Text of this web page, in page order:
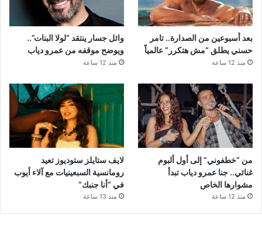
بعد أسبوعين من الصدارة.. تامر
حسني يطلق “مش هتكرر” عالمياً
منذ 12 ساعة
وائل جسار ينتقد “لولا البنات”..
ويوضح موقفه من عمرو دياب
منذ 12 ساعة
من “خطفوني” إلى أول ألبوم
غنائي.. جنا عمرو دياب تبدأ
مشوارها الخاص
منذ 12 ساعة
لايف ستايلز ستوديوز تعيد
رومانسية السبعينيات مع آلاء أيوب
في “أنا جنبك”
منذ 13 ساعة